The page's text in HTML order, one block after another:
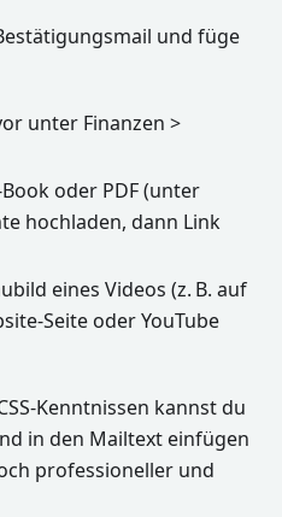
und füge
unter Finanzen >
oder PDF (unter
hochladen, dann Link
eines Videos (z. B. auf
Seite oder YouTube
Kenntnissen kannst du
in den Mailtext einfügen
professioneller und